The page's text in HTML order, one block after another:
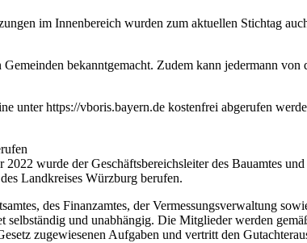
im Innenbereich wurden zum aktuellen Stichtag
bekanntgemacht. Zudem kann jedermann von
unter https://vboris.bayern.de kostenfrei abgerufen
wurde der Geschäftsbereichsleiter des Bauamtes
Landkreises Würzburg berufen.
des Finanzamtes, der Vermessungsverwaltung
und unabhängig. Die Mitglieder werden
zugewiesenen Aufgaben und vertritt den